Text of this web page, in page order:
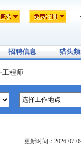
招聘信息 猎头
工程师
更新时间：2026-07-